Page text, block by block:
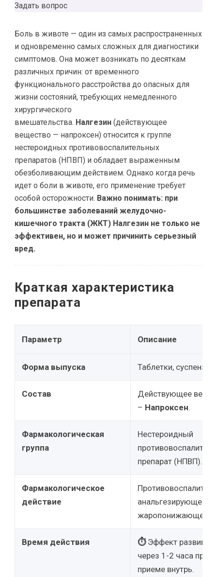
Задать вопрос
Боль в животе — один из самых распространенных
и одновременно самых сложных для диагностики
симптомов. Она может возникать по десяткам
различных причин: от временного
функционального расстройства до опасных для
жизни состояний, требующих немедленного
хирургического
вмешательства. Налгезин (действующее
вещество — напроксен) относится к группе
нестероидных противовоспалительных
препаратов (НПВП) и обладает выраженным
обезболивающим действием. Однако когда речь
идет о боли в животе, его применение требует
особой осторожности. Важно понимать: при
большинстве заболеваний желудочно-
кишечного тракта (ЖКТ) Налгезин не только не
эффективен, но и может причинить серьезный
вред.
Краткая характеристика
препарата
Параметр Описание
Форма выпуска Таблетки, суспензия.
Состав
Действующее
– Напроксен.
Фармакологическая
группа
Нестероидный
препарат (НПВП).
Фармакологическое
действие
анальгезирующее,
жаропонижающее.
Время действия ⏱Эффект
через 1-2 часа при
приеме внутрь.